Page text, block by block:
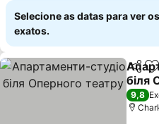
Selecione as datas para ver
exatos.
біля
Ver
9,8